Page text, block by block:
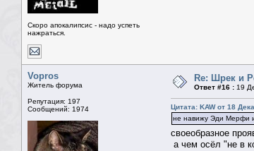
Скоро апокалипсис - надо успеть
нажраться.
Vopros
Житель форума
Репутация: 197
Сообщений: 1974
Re: Шрек и
Ответ #16 : 19
Цитата: KAW от 18
не навижу Эди Мерфи
своеобразное
а чем осёл "не в